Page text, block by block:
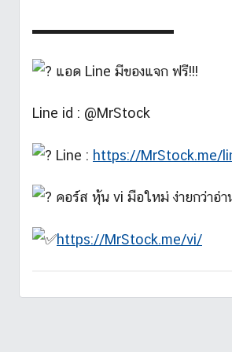
▬▬▬▬▬▬▬▬▬▬
แอด Line มีของแจก ฟรี!!!
Line id : @MrStock
Line : https://MrStock.me/
คอร์ส หุ้น vi มือใหม่ ง่ายกว่าอ่า
https://MrStock.me/vi/